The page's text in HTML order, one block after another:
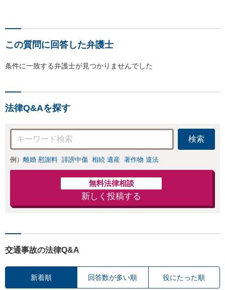
この質問に回答した弁護士
条件に一致する弁護士が見つかりませんでした
法律Q&Aを探す
検索
例） 離婚 慰謝料 誹謗中傷 相続 遺産 著作物 違法
無料法律相談
新しく投稿する
交通事故の法律Q&A
新着順 回答数が多い順 役にたった順